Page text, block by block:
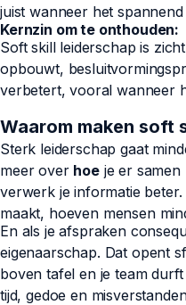
juist wanneer het
Kernzin om te onthouden:
Soft skill leiderschap is
opbouwt,
verbetert, vooral wanneer
Waarom maken soft
Sterk leiderschap gaat
meer over hoeje er samen
verwerk je informatie
maakt, hoeven mensen
En als je afspraken
eigenaarschap. Dat opent
boven tafel en je team
tijd, gedoe en